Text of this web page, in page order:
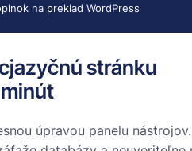
na preklad WordPress
stránku
úpravou panelu